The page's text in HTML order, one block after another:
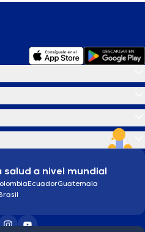
salud a nivel mundial
EcuadorGuatemala